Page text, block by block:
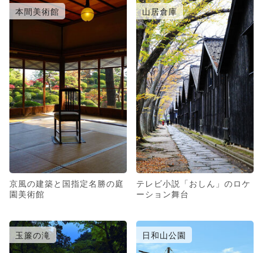
本間美術館
京風の建築と国指定名勝の庭
園美術館
山居倉庫
テレビ小説「おしん」のロケ
ーション舞台
玉簾の滝 日和山公園